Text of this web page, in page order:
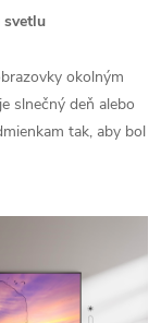
okolným
slnečný deň alebo
tak, aby bol